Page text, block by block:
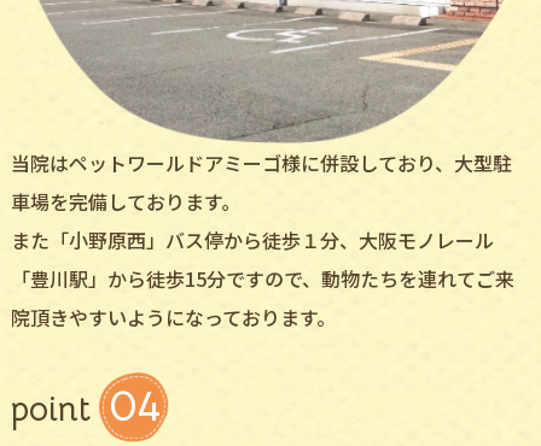
当院はペットワールドアミーゴ様に併設しており、大型駐
車場を完備しております。
また「小野原西」バス停から徒歩１分、大阪モノレール
「豊川駅」から徒歩15分ですので、動物たちを連れてご来
院頂きやすいようになっております。
point 04